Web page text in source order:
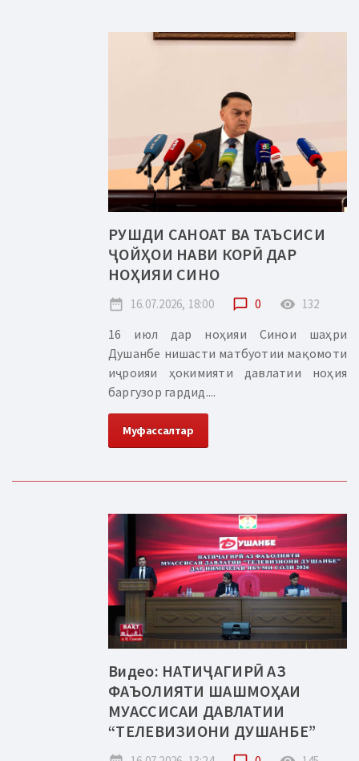
РУШДИ САНОАТ ВА ТАЪСИСИ
ҶОЙҲОИ НАВИ КОРӢ ДАР
НОҲИЯИ СИНО
date_range 16.07.2026, 18:00 chat_bubble_outline 0 remove_red_eye 132
16 июл дар ноҳияи Синои шаҳри
Душанбе нишасти матбуотии мақомоти
иҷроияи ҳокимияти давлатии ноҳия
баргузор гардид....
Муфассалтар
Видео: НАТИҶАГИРӢ АЗ
ФАЪОЛИЯТИ ШАШМОҲАИ
МУАССИСАИ ДАВЛАТИИ
“ТЕЛЕВИЗИОНИ ДУШАНБЕ”